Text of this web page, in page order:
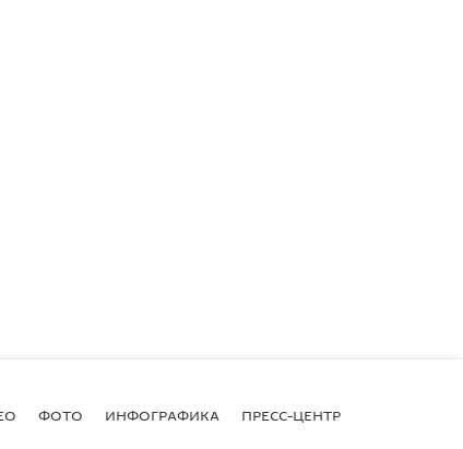
ФОТО ИНФОГРАФИКА ПРЕСС-ЦЕНТР